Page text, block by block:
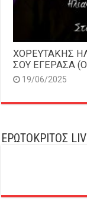
ΧΟΡΕΥΤΑΚΗΣ
ΣΟΥ ΕΓΕΡΑΣΑ
19/06/2025
ΕΡΩΤΟΚΡΙΤΟΣ